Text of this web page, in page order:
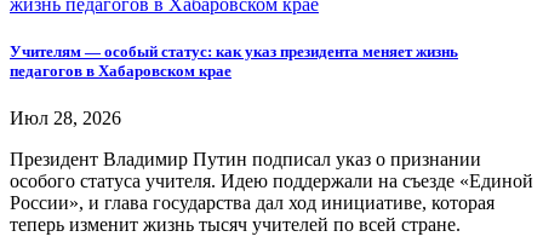
Учителям — особый статус: как указ президента меняет жизнь
педагогов в Хабаровском крае
Июл 28, 2026
Президент Владимир Путин подписал указ о признании
особого статуса учителя. Идею поддержали на съезде «Единой
России», и глава государства дал ход инициативе, которая
теперь изменит жизнь тысяч учителей по всей стране.